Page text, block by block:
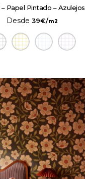
– Papel Pintado – Azulejos
Desde 39€/m2